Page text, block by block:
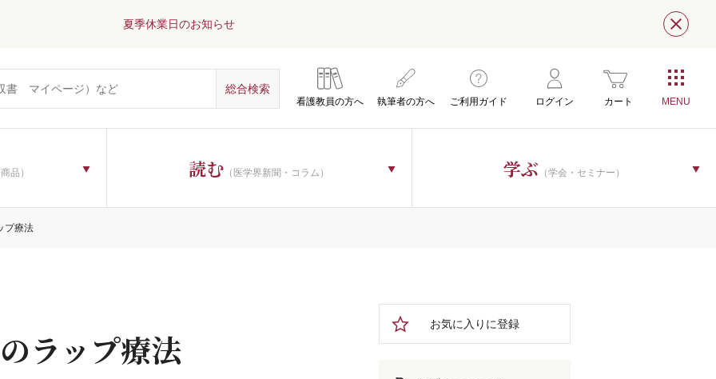
夏季休業日のお知らせ 閉じ
看護教員の方へ 執筆者の方へ ご利用ガイド ログイン カート
品） 読む （医学界新聞・コラム） 学ぶ （学会・セミナー）
プ療法
ラップ療法
お気に入りに登録